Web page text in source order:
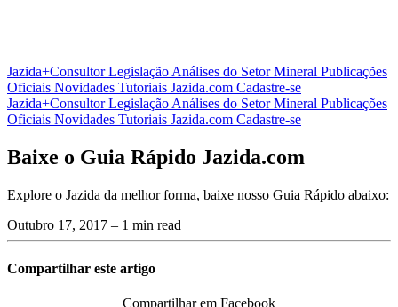
Jazida+ConsultorLegislação Análises do Setor Mineral Publicações
Oficiais Novidades Tutoriais Jazida.com Cadastre-se
Jazida+ConsultorLegislação Análises do Setor Mineral Publicações
Oficiais Novidades Tutoriais Jazida.com Cadastre-se
Baixe o Guia Rápido Jazida.com
Explore o Jazida da melhor forma, baixe nosso Guia Rápido abaixo:
Outubro 17, 2017 – 1 min read
Compartilhar este artigo
Compartilhar em Facebook